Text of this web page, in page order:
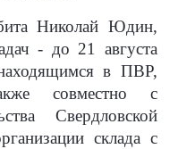
Николай Юдин,
- до 21 августа
в ПВР,
совместно с
Свердловской
склада с